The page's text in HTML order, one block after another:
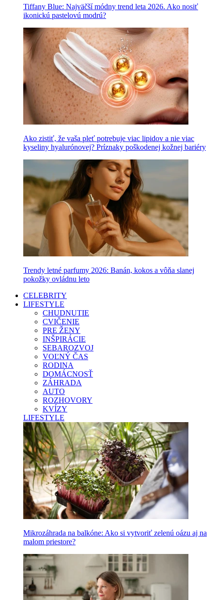
Tiffany Blue: Najväčší módny trend leta 2026. Ako nosiť
ikonickú pastelovú modrú?
Ako zistiť, že vaša pleť potrebuje viac lipidov a nie viac
kyseliny hyalurónovej? Príznaky poškodenej kožnej bariéry
Trendy letné parfumy 2026: Banán, kokos a vôňa slanej
pokožky ovládnu leto
CELEBRITY
LIFESTYLE
CHUDNUTIE
CVIČENIE
PRE ŽENY
INŠPIRÁCIE
SEBAROZVOJ
VOĽNÝ ČAS
RODINA
DOMÁCNOSŤ
ZÁHRADA
AUTO
ROZHOVORY
KVÍZY
LIFESTYLE
Mikrozáhrada na balkóne: Ako si vytvoriť zelenú oázu aj na
malom priestore?